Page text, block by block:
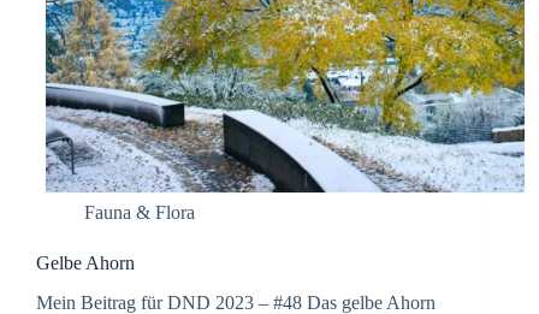
Fauna & Flora
Gelbe Ahorn
Mein Beitrag für DND 2023 – #48 Das gelbe Ahorn